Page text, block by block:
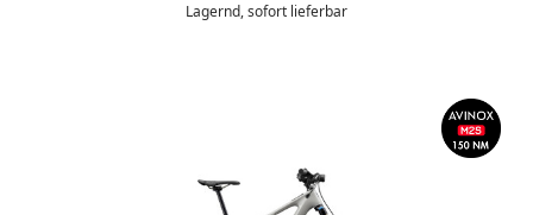
Lagernd, sofort lieferbar